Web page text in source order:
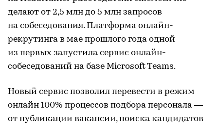
делают от 2,5 млн до 5 млн запросов
на собеседования. Платформа онлайн-
рекрутинга в мае прошлого года одной
из первых запустила сервис онлайн-
собеседований на базе Microsoft Teams.
Новый сервис позволил перевести в режим
онлайн 100% процессов подбора персонала —
от публикации вакансии, поиска кандидатов